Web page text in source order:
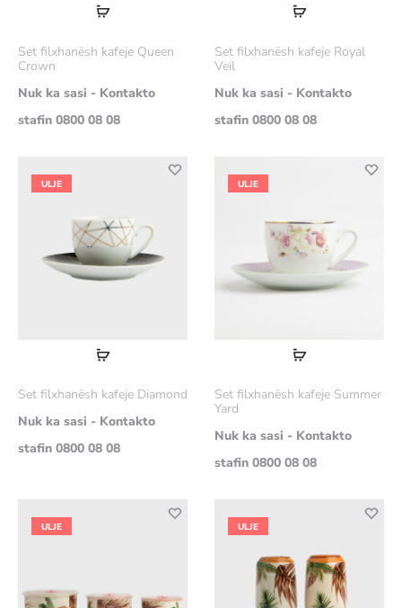
Lexoni
shumë
Set filxhanësh kafeje Queen
Crown
Nuk ka sasi - Kontakto
stafin 0800 08 08
Lexoni
shumë
Set filxhanësh kafeje Royal
Veil
Nuk ka sasi - Kontakto
stafin 0800 08 08
ULJE
Lexoni
shumë
Set filxhanësh kafeje Diamond
Nuk ka sasi - Kontakto
stafin 0800 08 08
ULJE
Lexoni
shumë
Set filxhanësh kafeje Summer
Yard
Nuk ka sasi - Kontakto
stafin 0800 08 08
ULJE ULJE